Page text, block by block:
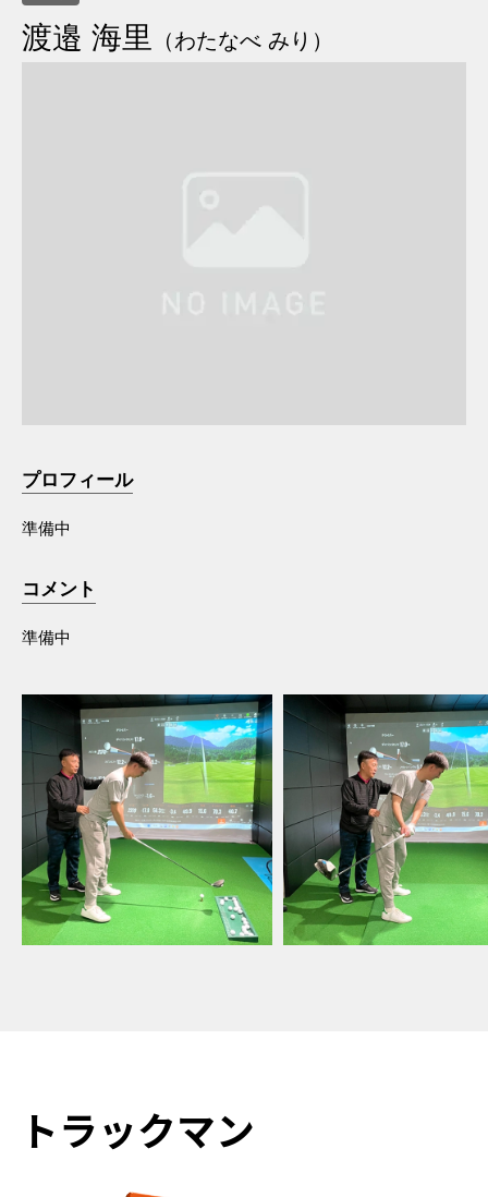
渡邉 海里 （わたなべ みり）
プロフィール
準備中
コメント
準備中
トラックマン